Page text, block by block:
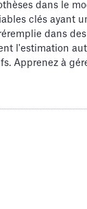
dans le
clés ayant
dans
l'estimation
Apprenez à